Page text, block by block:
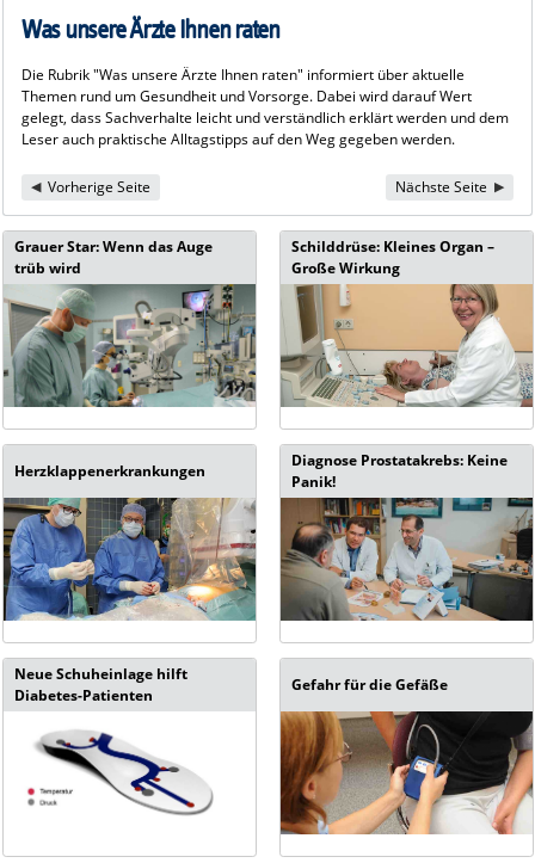
Was unsere Ärzte Ihnen raten
Die Rubrik "Was unsere Ärzte Ihnen raten" informiert über aktuelle
Themen rund um Gesundheit und Vorsorge. Dabei wird darauf Wert
gelegt, dass Sachverhalte leicht und verständlich erklärt werden und dem
Leser auch praktische Alltagstipps auf den Weg gegeben werden.
Vorherige Seite Nächste Seite
Grauer Star: Wenn das Auge
trüb wird
Schilddrüse: Kleines Organ –
Große Wirkung
Herzklappenerkrankungen
Diagnose Prostatakrebs: Keine
Panik!
Neue Schuheinlage hilft
Diabetes-Patienten
Gefahr für die Gefäße